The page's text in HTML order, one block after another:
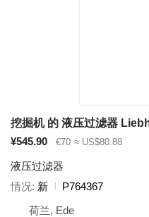
挖掘机 的 液压过滤器
¥545.90
€70 ≈ US$80.88
液压过滤器
情况 新
P764367
荷兰, Ede